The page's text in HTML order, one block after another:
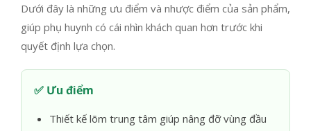
Dưới đây là những ưu điểm và nhược điểm của sản phẩm,
giúp phụ huynh có cái nhìn khách quan hơn trước khi
quyết định lựa chọn.
✅ Ưu điểm
Thiết kế lõm trung tâm giúp nâng đỡ vùng đầu